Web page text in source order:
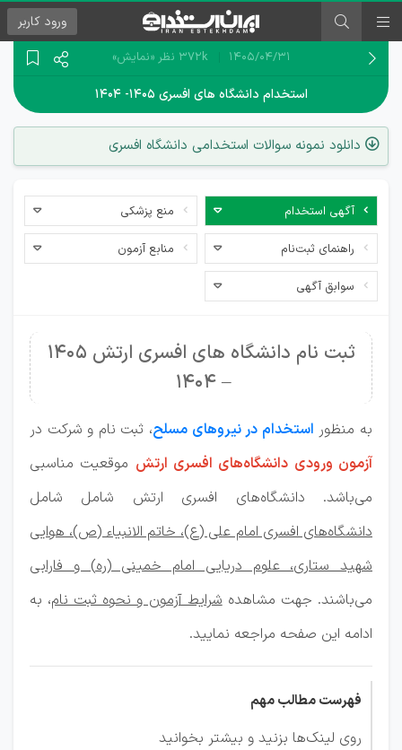
ورود کاربر
۱۴۰۵/۰۴/۳۱ 372k نظر «نمایش»
استخدام دانشگاه های افسری ۱۴۰۵- ۱۴۰۴
دانلود نمونه سوالات استخدامی دانشگاه افسری
آگهی استخدام منع پزشکی
راهنمای ثبت‌نام منابع آزمون
سوابق آگهی
ثبت نام دانشگاه های افسری ارتش 1405
– 1404
به منظور استخدام در نیروهای مسلح، ثبت نام و شرکت در
آزمون ورودی دانشگاه‌های افسری ارتش موقعیت مناسبی
می‌باشد. دانشگاه‌های افسری ارتش شامل شامل
دانشگاه‌های افسری امام علی (ع)، خاتم الانبیاء (ص)، هوایی
شهید ستاری، علوم دریایی امام خمینی (ره) و فارابی
می‌باشند. جهت مشاهدهشرایط آزمون و نحوه ثبت نام، به
ادامه این صفحه مراجعه نمایید.
فهرست مطالب مهم
روی لینک‌ها بزنید و بیشتر بخوانید